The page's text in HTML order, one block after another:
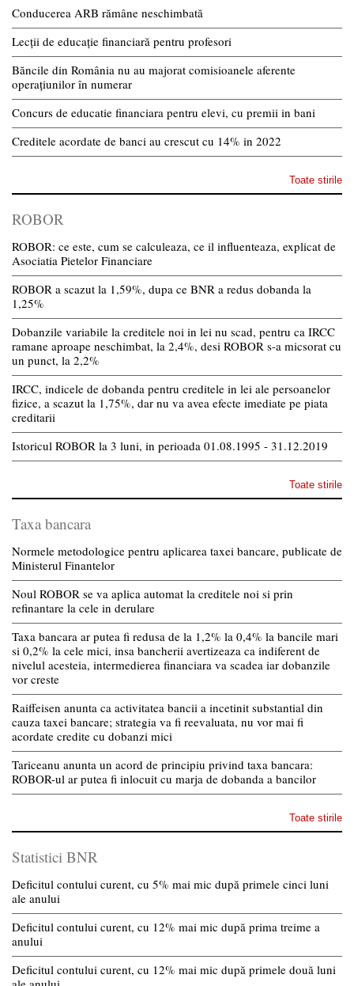
Conducerea ARB rămâne neschimbată
Lecții de educație financiară pentru profesori
Băncile din România nu au majorat comisioanele aferente
operațiunilor în numerar
Concurs de educatie financiara pentru elevi, cu premii in bani
Creditele acordate de banci au crescut cu 14% in 2022
Toate stirile
ROBOR
ROBOR: ce este, cum se calculeaza, ce il influenteaza, explicat de
Asociatia Pietelor Financiare
ROBOR a scazut la 1,59%, dupa ce BNR a redus dobanda la
1,25%
Dobanzile variabile la creditele noi in lei nu scad, pentru ca IRCC
ramane aproape neschimbat, la 2,4%, desi ROBOR s-a micsorat cu
un punct, la 2,2%
IRCC, indicele de dobanda pentru creditele in lei ale persoanelor
fizice, a scazut la 1,75%, dar nu va avea efecte imediate pe piata
creditarii
Istoricul ROBOR la 3 luni, in perioada 01.08.1995 - 31.12.2019
Toate stirile
Taxa bancara
Normele metodologice pentru aplicarea taxei bancare, publicate de
Ministerul Finantelor
Noul ROBOR se va aplica automat la creditele noi si prin
refinantare la cele in derulare
Taxa bancara ar putea fi redusa de la 1,2% la 0,4% la bancile mari
si 0,2% la cele mici, insa bancherii avertizeaza ca indiferent de
nivelul acesteia, intermedierea financiara va scadea iar dobanzile
vor creste
Raiffeisen anunta ca activitatea bancii a incetinit substantial din
cauza taxei bancare; strategia va fi reevaluata, nu vor mai fi
acordate credite cu dobanzi mici
Tariceanu anunta un acord de principiu privind taxa bancara:
ROBOR-ul ar putea fi inlocuit cu marja de dobanda a bancilor
Toate stirile
Statistici BNR
Deficitul contului curent, cu 5% mai mic după primele cinci luni
ale anului
Deficitul contului curent, cu 12% mai mic după prima treime a
anului
Deficitul contului curent, cu 12% mai mic după primele două luni